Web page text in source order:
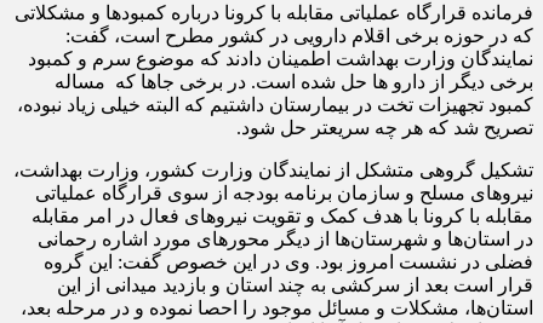
فرمانده قرارگاه عملیاتی مقابله با کرونا درباره کمبودها و مشکلاتی
که در حوزه برخی اقلام دارویی در کشور مطرح است، گفت:
نمایندگان وزارت بهداشت اطمینان دادند که موضوع سرم و کمبود
برخی دیگر از دارو ها حل شده است. در برخی جاها که مساله
کمبود تجهیزات تخت در بیمارستان داشتیم که البته خیلی زیاد نبوده،
تصریح شد که هر چه سریعتر حل شود.
تشکیل گروهی متشکل از نمایندگان وزارت کشور، وزارت بهداشت،
نیروهای مسلح و سازمان برنامه بودجه از سوی قرارگاه عملیاتی
مقابله با کرونا با هدف کمک و تقویت نیروهای فعال در امر مقابله
در استان‌ها و شهرستان‌ها از دیگر محورهای مورد اشاره رحمانی
فضلی در نشست امروز بود. وی در این خصوص گفت: این گروه
قرار است بعد از سرکشی به چند استان و بازدید میدانی از این
استان‌ها، مشکلات و مسائل موجود را احصا نموده و در مرحله بعد،